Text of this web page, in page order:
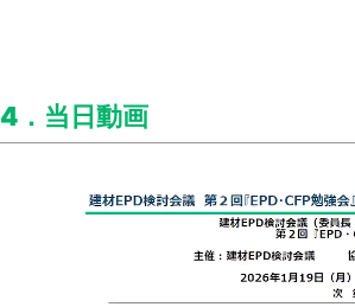
4．当日動画